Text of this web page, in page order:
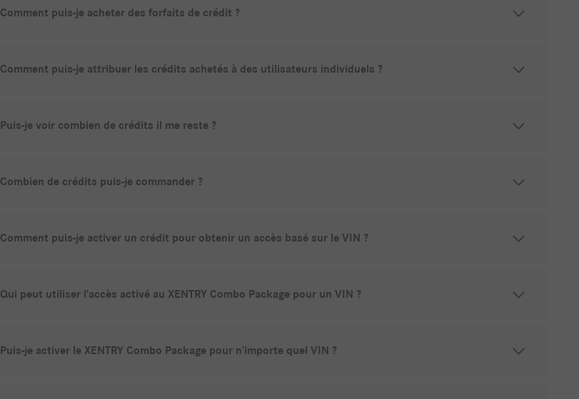
Comment puis-je acheter des forfaits de crédit ?
Comment puis-je attribuer les crédits achetés à des utilisateurs individuels ?
Puis-je voir combien de crédits il me reste ?
Combien de crédits puis-je commander ?
Comment puis-je activer un crédit pour obtenir un accès basé sur le VIN ?
Qui peut utiliser l’accès activé au XENTRY Combo Package pour un VIN ?
Puis-je activer le XENTRY Combo Package pour n’importe quel VIN ?